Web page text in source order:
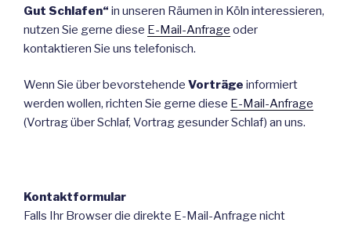
Gut Schlafen“ in unseren Räumen in Köln interessieren,
nutzen Sie gerne diese E-Mail-Anfrage oder
kontaktieren Sie uns telefonisch.
Wenn Sie über bevorstehende Vorträge informiert
werden wollen, richten Sie gerne diese E-Mail-Anfrage
(Vortrag über Schlaf, Vortrag gesunder Schlaf) an uns.
Kontaktformular
Falls Ihr Browser die direkte E-Mail-Anfrage nicht